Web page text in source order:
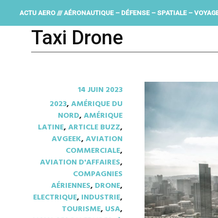
ACTU AERO /// AÉRONAUTIQUE – DÉFENSE – SPATIALE –
Taxi Drone
14 JUIN 2023
2023,AMÉRIQUE DU
NORD,AMÉRIQUE
LATINE,ARTICLE BUZZ,
AVGEEK,AVIATION
COMMERCIALE,
AVIATION D'AFFAIRES,
COMPAGNIES
AÉRIENNES, DRONE,
ELECTRIQUE, INDUSTRIE,
TOURISME, USA,